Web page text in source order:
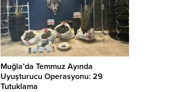
Muğla’da Temmuz Ayında
Uyuşturucu Operasyonu: 29
Tutuklama